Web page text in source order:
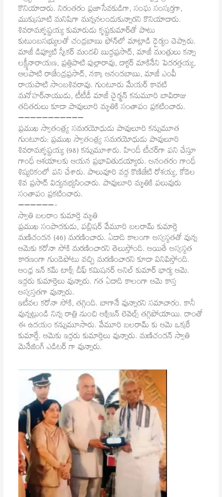
కొనియాడారు. నిరంతరం ప్రజాసేవకుడిగా, సంఘ సంస్కర్తగా,
ముక్కుసూటి మనిషిగా మన్ననలందుకున్నారని కొనియాడారు.
శివరామకృష్ణయ్య కుమారుడు కృష్ణకుమార్‌తో పాటు
కుటుంబసభ్యులతో చంద్రబాబు ఫోన్‌లో మాట్లాడి ధైర్యం చెప్పారు.
మాజీ డిప్యూటి స్పీకర్‌ మండలి బుద్ధప్రసాద్‌, మాజీ మంత్రులు కన్నా
లక్ష్మీనారాయణ, ప్రత్తిపాటి పుల్లారావు, డాక్టర్‌ మాకినేని పెదరత్తయ్య,
ఆలపాటి రాజేంద్రప్రసాద్‌, నక్కా ఆనందబాబు, మాజీ ఎంపీ
రాయపాటి సాంబశివరావు. గుంటూరు మేయర్‌ కావటి
మనోహర్‌నాయుడు, టీటీడీ మాజీ చైర్మన్‌ కనుమూరి బాపిరాజు
తదితరులు కూడా పావులూరి మృతికి సంతాపం ప్రకటించారు.
———————————
ప్రముఖ స్వాతంత్ర్య సమరయోధుడు పావులూరి కన్నుమూత
గుంటూరు: ప్రముఖ స్వాతంత్ర్య సమరయోధుడు పావులూరి
శివరామకృష్ణయ్య (98) కన్నుమూశారు. హిందీ టీచర్‌గా పని చేస్తూ
గాంధీ ఆశయాలకు ఆయన ప్రభావితుడయ్యారు. అనంతరం గాంధీ
శిష్యరికంలో పని చేశారు. పాలువూరి వద్ద కొణిజేటి రోశయ్య, కోడెల
శివ ప్రసాద్ విద్యనభ్యసించారు. పావులూరి మృతికి పలువురు
సంతాపం ప్రకటించారు.
——————-
స్వాతి బలరాం కుమార్తె మృతి
ప్రముఖ సంపాదకుడు, పబ్లిషర్ వేమూరి బలరామ్ కుమార్తె
మణిచందన (46) మరణించారు. ఏడాది కాలంగా అస్వస్థతతో వున్న
ఆమెకు కరోనా సోకి మరణించారని తెలుస్తోంది. అయితే అస్వస్థత
కారణంగా గుండెపోటు వచ్చి మరణించారని కూడా వినిపిస్తోంది.
ఆంధ్ర ఇన్ కమ్ టాక్స్ చీఫ్ కమిషనర్ అనిల్ కుమార్ భార్య ఆమె.
ఇద్దరు కుమార్తెలు వున్నారు. గత ఏడాది కాలంగా ఆమె కాస్త
అస్వస్తతగా వున్నారు.
ఇటీవల కరోనా సోకి, తగ్గింది. బాగానే వున్నారని సమాచారం. కానీ
వున్నట్లుండి నిన్న రాత్రి నుంచి ఆక్సిజన్ లెవెల్స్ తగ్గిపోయాయి. దాంతో
ఈ ఉదయం కన్నుమూసారు. వేమూరి బలరామ్ కు ఆమె ఒక్కరే
కుమార్తే. ఆమెకు ఇద్దరు కుమార్తెలు వున్నారు. మణిచందన్ స్వాతి
మెనేజింగ్ ఎడిటర్ గా వున్నారు.